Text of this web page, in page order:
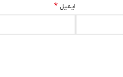
ایمیل *